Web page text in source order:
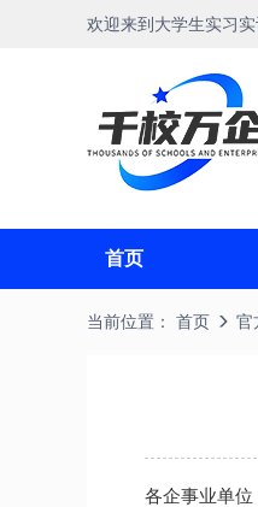
欢迎来到大学生实习实
首页
当前位置： 首页 官
各企事业单位